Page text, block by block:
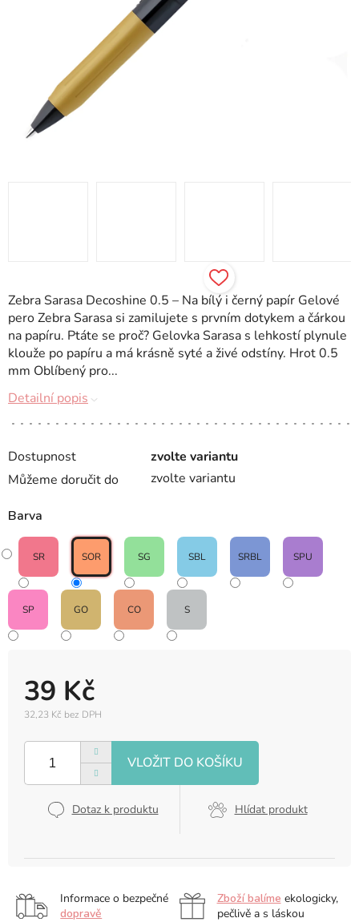
Dostupnost
zvolte variantu
Můžeme doručit do
zvolte variantu
39 Kč
32,23 Kč bez DPH
cena:
Dotaz k produktu Hlídat produkt
Barva
SR SOR SG SBL SRBL SPU
SP GO CO S
Zebra Sarasa Decoshine 0.5 – Na bílý i černý papír Gelové
pero Zebra Sarasa si zamilujete s prvním dotykem a čárkou
na papíru. Ptáte se proč? Gelovka Sarasa s lehkostí plynule
klouže po papíru a má krásně syté a živé odstíny. Hrot 0.5
mm Oblíbený pro...
Detailní popis
Informace o bezpečné
dopravě
Zboží balíme ekologicky,
pečlivě a s láskou